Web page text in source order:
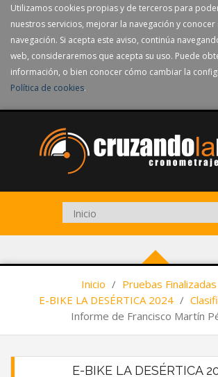
Utilizamos cookies propias y de terceros para
nuestros servicios, mejorar la navegación y conocer
navegación. Si acepta este aviso, continúa
web, consideraremos que acepta su uso. Puede
información, o bien conocer cómo cambiar la
Política de cookies.
Inicio / Pruebas Finalizadas
E-BIKE LA DESÉRTICA 2024 /
Informe de Francisco Martín
E-BIKE LA DESÉRTICA